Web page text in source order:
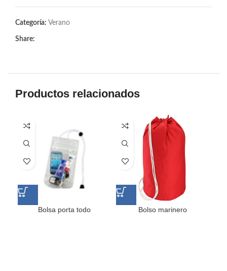
Categoría: Verano
Share:
Productos relacionados
Bolsa porta todo Bolso marinero